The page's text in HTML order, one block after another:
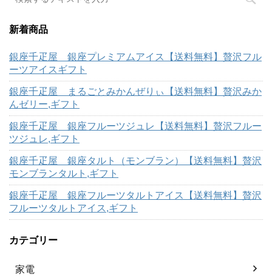
新着商品
銀座千疋屋 銀座プレミアムアイス【送料無料】贅沢フル
ーツアイスギフト
銀座千疋屋 まるごとみかんぜりぃ【送料無料】贅沢みか
んゼリー,ギフト
銀座千疋屋 銀座フルーツジュレ【送料無料】贅沢フルー
ツジュレ,ギフト
銀座千疋屋 銀座タルト（モンブラン）【送料無料】贅沢
モンブランタルト,ギフト
銀座千疋屋 銀座フルーツタルトアイス【送料無料】贅沢
フルーツタルトアイス,ギフト
カテゴリー
家電